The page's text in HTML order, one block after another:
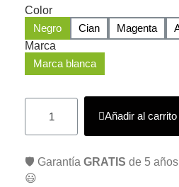
Color
Negro
Cian Magenta
Marca
Marca blanca
Añadir al carrito
🛡️ Garantía GRATIS de 5
😃